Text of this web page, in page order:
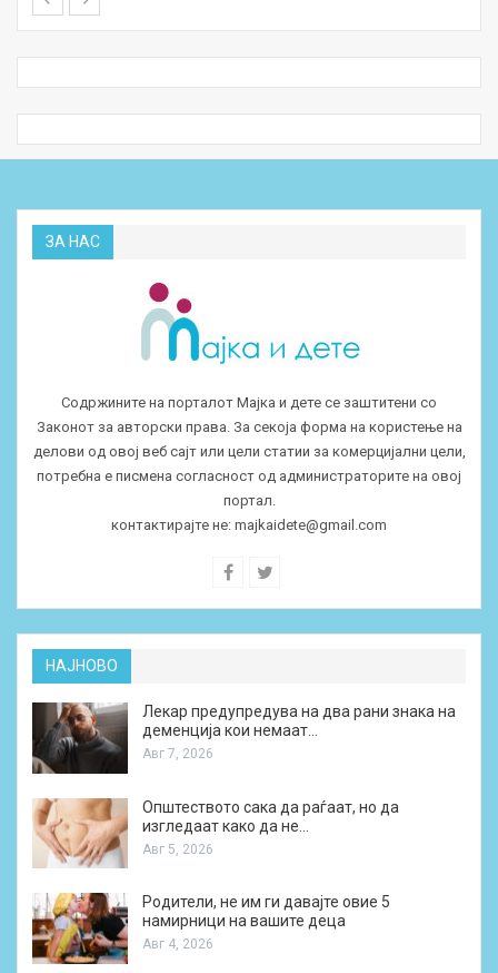
ЗА НАС
Содржините на порталот Мајка и дете се заштитени со
Законот за авторски права. За секоја форма на користење на
делови од овој веб сајт или цели статии за комерцијални цели,
потребна е писмена согласност од администраторите на овој
портал.
контактирајте не: majkaidete@gmail.com
НАЈНОВО
Лекар предупредува на два рани знака на
деменција кои немаат…
Авг 7, 2026
Општеството сака да раѓаат, но да
изгледаат како да не…
Авг 5, 2026
Родители, не им ги давајте овие 5
намирници на вашите деца
Авг 4, 2026